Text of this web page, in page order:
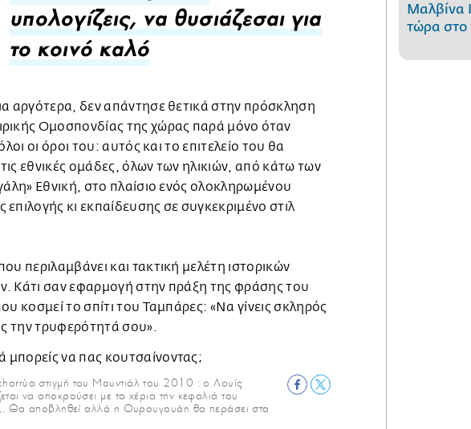
υπολογίζεις, να θυσιάζεσαι για
το κοινό καλό
αργότερα, δεν απάντησε θετικά στην πρόσκληση
Ομοσπονδίας της χώρας παρά μόνο όταν
οι όροι του: αυτός και το επιτελείο του θα
εθνικές ομάδες, όλων των ηλικιών, από κάτω των
Εθνική, στο πλαίσιο ενός ολοκληρωμένου
κι εκπαίδευσης σε συγκεκριμένο στιλ
περιλαμβάνει και τακτική μελέτη ιστορικών
Κάτι σαν εφαρμογή στην πράξη της φράσης του
κοσμεί το σπίτι του Ταμπάρες: «Να γίνεις σκληρός
την τρυφερότητά σου».
στιγμή του Μουντιάλ του 2010 : ο Λουίς
να αποκρούσει με τα χέρια την κεφαλιά του
Θα αποβληθεί αλλά η Ουρουγουάη θα περάσει στα
Μαλβίνα
τώρα στo